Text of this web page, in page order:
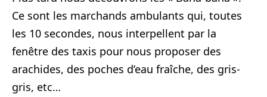
Ce sont les marchands ambulants qui, toutes
les 10 secondes, nous interpellent par la
fenêtre des taxis pour nous proposer des
arachides, des poches d’eau fraîche, des gris-
gris, etc…